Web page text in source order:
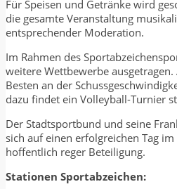
Für Speisen und Getränke wird
die gesamte Veranstaltung
entsprechender Moderation.
Im Rahmen des
weitere Wettbewerbe
Besten an der
dazu findet ein Volleyball-Turnier
Der Stadtsportbund und seine
sich auf einen erfolgreichen Tag
hoffentlich reger Beteiligung.
Stationen Sportabzeichen: